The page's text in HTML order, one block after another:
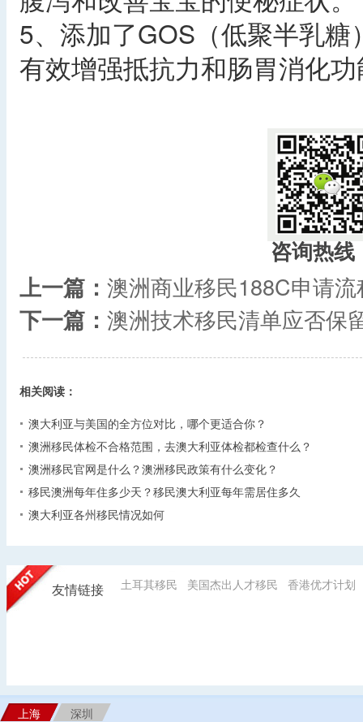
5、添加了GOS（低聚半乳
有效增强抵抗力和肠胃消化
咨询热线
上一篇： 澳洲商业移民188C申请流
下一篇： 澳洲技术移民清单应否保
相关阅读：
澳大利亚与美国的全方位对比，哪个更适合你？
澳洲移民体检不合格范围，去澳大利亚体检都检查什么？
澳洲移民官网是什么？澳洲移民政策有什么变化？
移民澳洲每年住多少天？移民澳大利亚每年需居住多久
澳大利亚各州移民情况如何
友情链接 土耳其移民 美国杰出人才移民 香港优才计划
上海
深圳